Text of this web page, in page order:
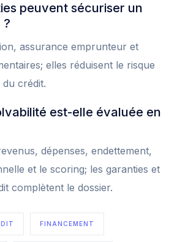
peuvent sécuriser un
?
assurance emprunteur et
elles réduisent le risque
du crédit.
est-elle évaluée en
dépenses, endettement,
et le scoring; les garanties et
complètent le dossier.
FINANCEMENT